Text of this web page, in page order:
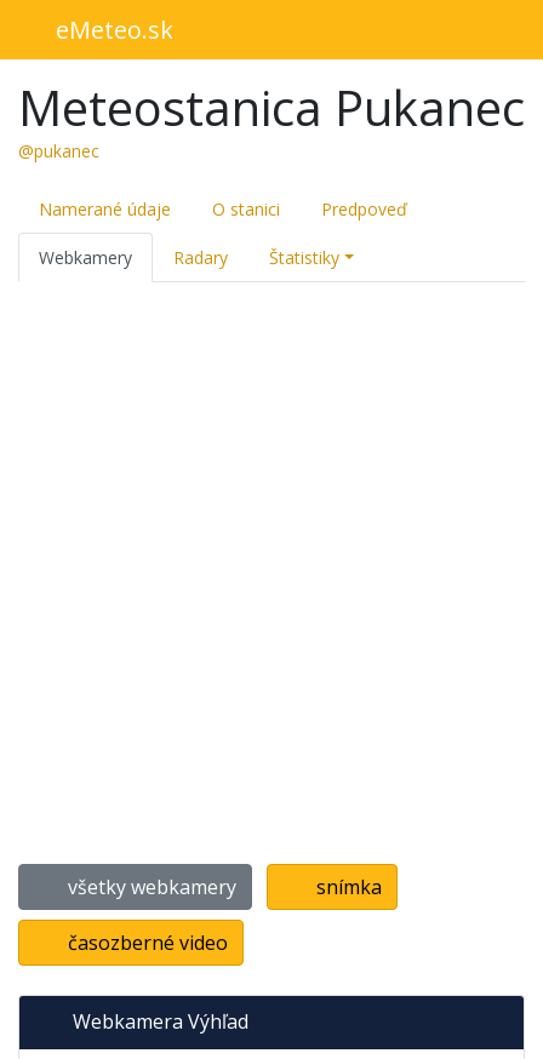
eMeteo.sk
Meteostanica Pukanec
@pukanec
Namerané údaje O stanici Predpoveď
Webkamery Radary Štatistiky
všetky webkamery snímka
časozberné video
Webkamera Výhľad